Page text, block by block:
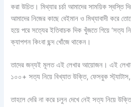
করা উচিত। মিথ্যার চর্চা আমাদের সাময়িক স্বস্তি
আমাদের নিজের কাছে বেইমান ও মিথ্যাবাদী করে
হয়ে পরে সত্যের ইতিবাচক দিক খুঁজতে গিয়ে ‘সত্য
ক্যাপশন কিংবা ছন্দ খোঁজে থাকেন।
তাদের জন্যই মূলত এই লেখার আয়োজন। এই
১০০+ সত্য নিয়ে বিখ্যাত উক্তি, ফেসবুক
তাহলে দেরি না করে চলুন দেখে নেই সত্য নিয়ে